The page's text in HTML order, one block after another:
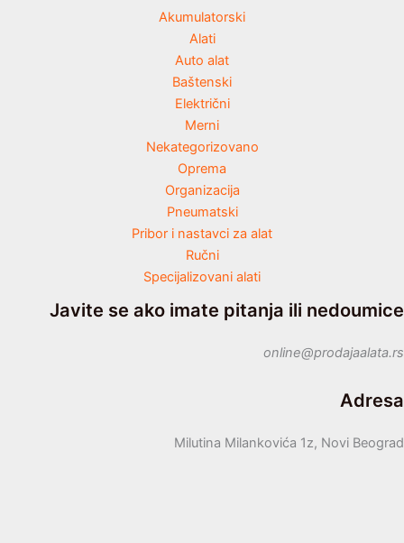
Akumulatorski
Alati
Auto alat
Baštenski
Električni
Merni
Nekategorizovano
Oprema
Organizacija
Pneumatski
Pribor i nastavci za alat
Ručni
Specijalizovani alati
Javite se ako imate pitanja ili nedoumice
online@prodajaalata.rs
Adresa
Milutina Milankovića 1z, Novi Beograd